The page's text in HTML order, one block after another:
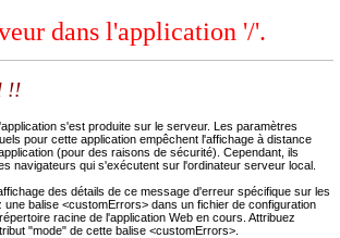
dans l'application '/'.
!!
s'est produite sur le serveur. Les paramètres
pour cette application empêchent l'affichage à distance
(pour des raisons de sécurité). Cependant, ils
navigateurs qui s'exécutent sur l'ordinateur serveur local.
des détails de ce message d'erreur spécifique sur les
balise <customErrors> dans un fichier de configuration
racine de l'application Web en cours. Attribuez
"mode" de cette balise <customErrors>.